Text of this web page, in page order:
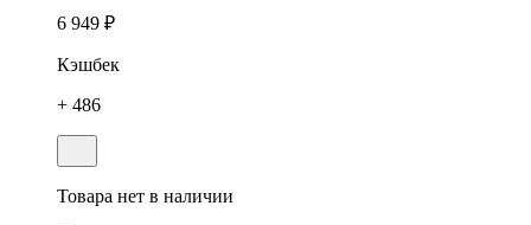
6 949 ₽
Кэшбек
+ 486
Товара нет в наличии